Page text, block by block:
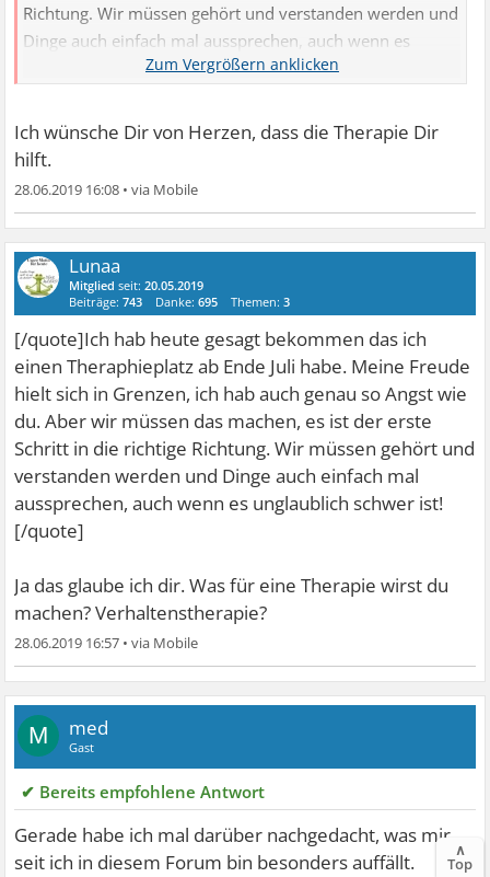
Richtung. Wir müssen gehört und verstanden werden und
Dinge auch einfach mal aussprechen, auch wenn es
unglaublich schwer ist!
Ich wünsche Dir von Herzen, dass die Therapie Dir
hilft.
28.06.2019 16:08 •
Lunaa
Mitglied seit:20.05.2019
Beiträge:743 Danke:695 Themen:3
[/quote]Ich hab heute gesagt bekommen das ich
einen Theraphieplatz ab Ende Juli habe. Meine Freude
hielt sich in Grenzen, ich hab auch genau so Angst wie
du. Aber wir müssen das machen, es ist der erste
Schritt in die richtige Richtung. Wir müssen gehört und
verstanden werden und Dinge auch einfach mal
aussprechen, auch wenn es unglaublich schwer ist!
[/quote]
Ja das glaube ich dir. Was für eine Therapie wirst du
machen? Verhaltenstherapie?
28.06.2019 16:57 •
M med
Gast
✔ Bereits empfohlene Antwort
Gerade habe ich mal darüber nachgedacht, was mir,
seit ich in diesem Forum bin besonders auffällt.
∧
Top